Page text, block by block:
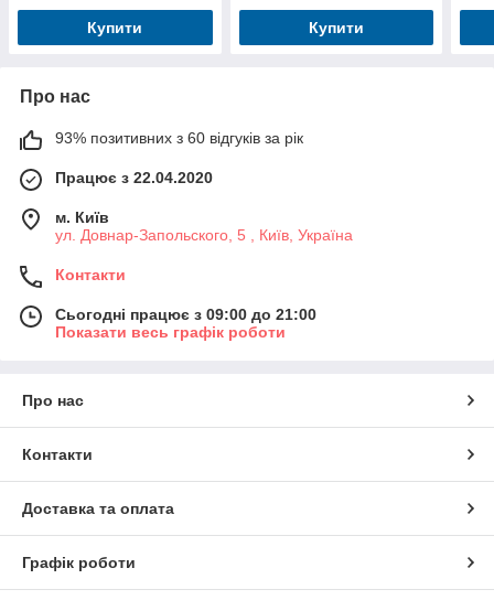
Купити Купити
Про нас
93% позитивних з 60 відгуків за рік
Працює з 22.04.2020
м. Київ
ул. Довнар-Запольского, 5 , Київ, Україна
Контакти
Сьогодні працює з 09:00 до 21:00
Показати весь графік роботи
Про нас
Контакти
Доставка та оплата
Графік роботи